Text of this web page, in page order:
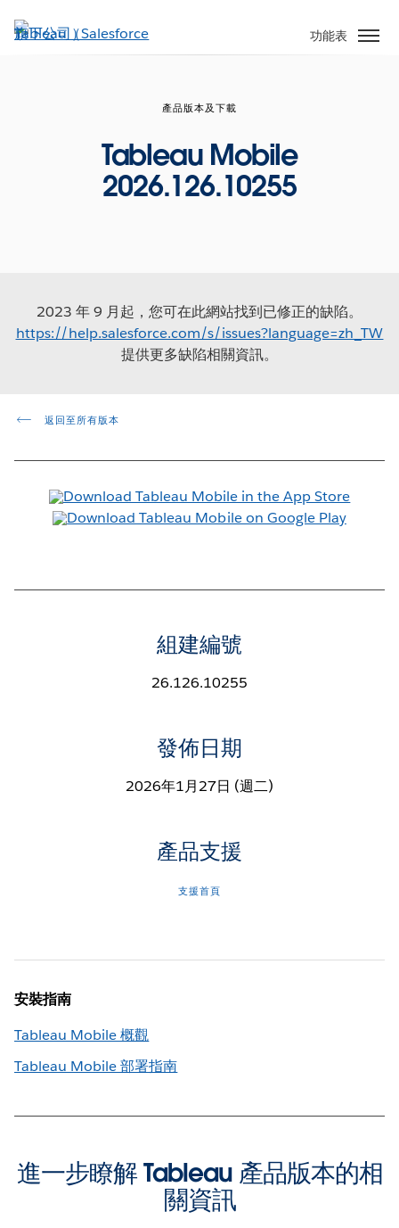
至
功能表
產品版本及下載
Tableau Mobile
2026.126.10255
2023 年 9 月起，您可在此網站找到已修正的缺陷。
https://help.salesforce.com/s/issues?language=zh_TW
提供更多缺陷相關資訊。
返回至所有版本
組建編號
26.126.10255
發佈日期
2026年1月27日 (週二)
產品支援
支援首頁
安裝指南
Tableau Mobile 概觀
Tableau Mobile 部署指南
進一步瞭解 Tableau 產品版本的相
關資訊